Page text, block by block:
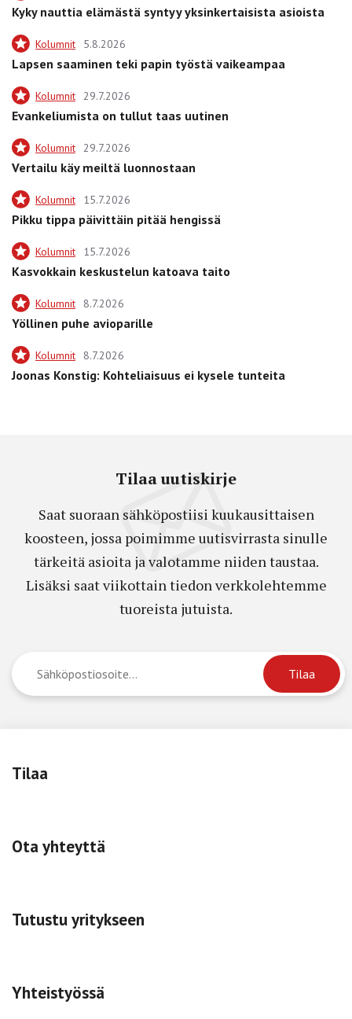
Kyky nauttia elämästä syntyy yksinkertaisista asioista
Kolumnit 5.8.2026
Lapsen saaminen teki papin työstä vaikeampaa
Kolumnit 29.7.2026
Evankeliumista on tullut taas uutinen
Kolumnit 29.7.2026
Vertailu käy meiltä luonnostaan
Kolumnit 15.7.2026
Pikku tippa päivittäin pitää hengissä
Kolumnit 15.7.2026
Kasvokkain keskustelun katoava taito
Kolumnit 8.7.2026
Yöllinen puhe avioparille
Kolumnit 8.7.2026
Joonas Konstig: Kohteliaisuus ei kysele tunteita
Tilaa uutiskirje
Saat suoraan sähköpostiisi kuukausittaisen
koosteen, jossa poimimme uutisvirrasta sinulle
tärkeitä asioita ja valotamme niiden taustaa.
Lisäksi saat viikottain tiedon verkkolehtemme
tuoreista jutuista.
Tilaa
Ota yhteyttä
Tutustu yritykseen
Yhteistyössä